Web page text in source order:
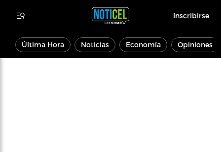
Inscribirse
Última Hora Noticias Economía Opiniones